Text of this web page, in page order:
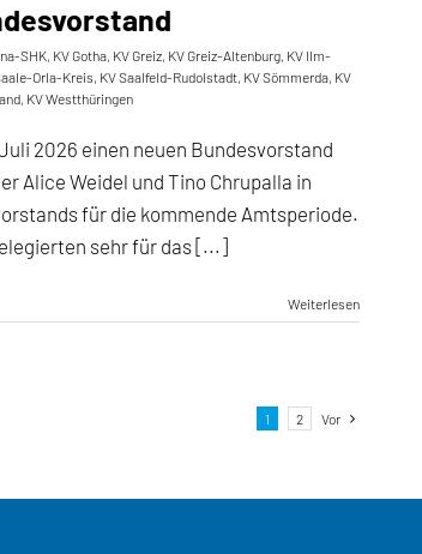
SHK, KV Gotha, KV Greiz, KV Greiz-Altenburg, KV Ilm-
Orla-Kreis, KV Saalfeld-Rudolstadt, KV Sömmerda, KV
, KV Westthüringen
2026 einen neuen Bundesvorstand
Alice Weidel und Tino Chrupalla in
für die kommende Amtsperiode.
sehr für das [...]
Weiterlesen
1 2 Vor